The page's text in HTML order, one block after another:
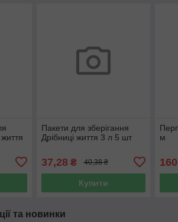
Пакети для зберігання
Дрібниці життя 3 л 5 шт
37,28₴ 40,38 ₴
Купити
м
та новинки